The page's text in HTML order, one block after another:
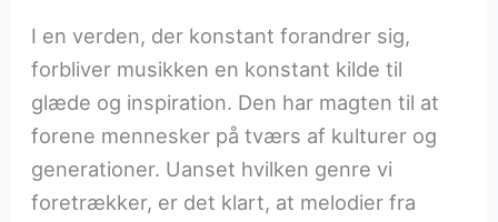
I en verden, der konstant forandrer sig,
forbliver musikken en konstant kilde til
glæde og inspiration. Den har magten til at
forene mennesker på tværs af kulturer og
generationer. Uanset hvilken genre vi
foretrækker, er det klart, at melodier fra